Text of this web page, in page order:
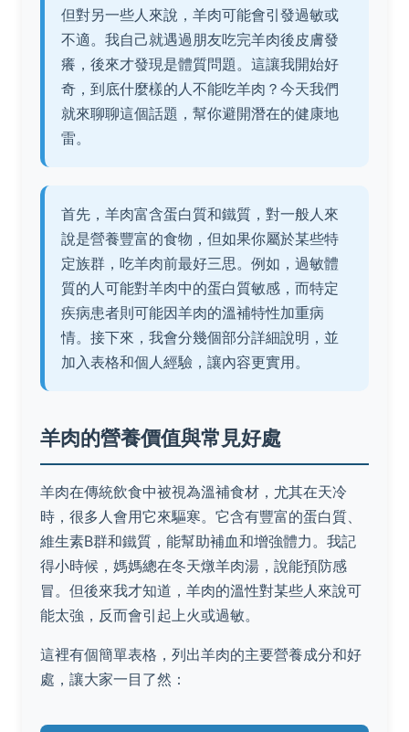
但對另一些人來說，羊肉可能會引發過敏或
不適。我自己就遇過朋友吃完羊肉後皮膚發
癢，後來才發現是體質問題。這讓我開始好
奇，到底什麼樣的人不能吃羊肉？今天我們
就來聊聊這個話題，幫你避開潛在的健康地
雷。
首先，羊肉富含蛋白質和鐵質，對一般人來
說是營養豐富的食物，但如果你屬於某些特
定族群，吃羊肉前最好三思。例如，過敏體
質的人可能對羊肉中的蛋白質敏感，而特定
疾病患者則可能因羊肉的溫補特性加重病
情。接下來，我會分幾個部分詳細說明，並
加入表格和個人經驗，讓內容更實用。
羊肉的營養價值與常見好處
羊肉在傳統飲食中被視為溫補食材，尤其在天冷
時，很多人會用它來驅寒。它含有豐富的蛋白質、
維生素B群和鐵質，能幫助補血和增強體力。我記
得小時候，媽媽總在冬天燉羊肉湯，說能預防感
冒。但後來我才知道，羊肉的溫性對某些人來說可
能太強，反而會引起上火或過敏。
這裡有個簡單表格，列出羊肉的主要營養成分和好
處，讓大家一目了然：